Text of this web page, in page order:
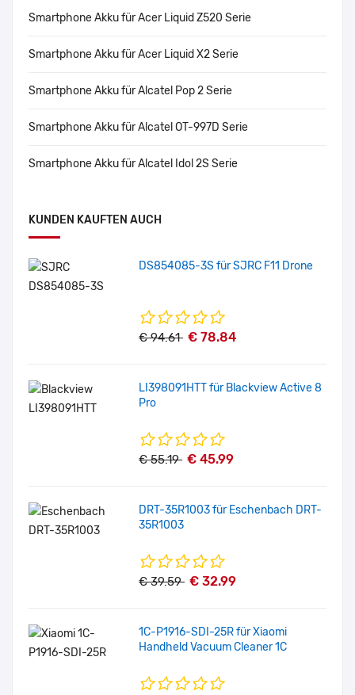
Smartphone Akku für Acer Liquid Z520 Serie
Smartphone Akku für Acer Liquid X2 Serie
Smartphone Akku für Alcatel Pop 2 Serie
Smartphone Akku für Alcatel OT-997D Serie
Smartphone Akku für Alcatel Idol 2S Serie
KUNDEN KAUFTEN AUCH
DS854085-3S für SJRC F11 Drone
€ 94.61 € 78.84
LI398091HTT für Blackview Active 8
Pro
€ 55.19 € 45.99
DRT-35R1003 für Eschenbach DRT-
35R1003
€ 39.59 € 32.99
1C-P1916-SDI-25R für Xiaomi
Handheld Vacuum Cleaner 1C